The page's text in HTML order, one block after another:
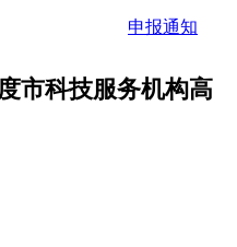
申报通知
市科技服务机构高